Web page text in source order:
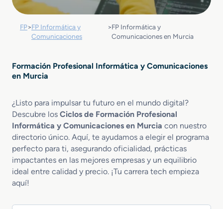
FP>FP Informática y
Comunicaciones
>FP Informática y
Comunicaciones en Murcia
Formación Profesional Informática y Comunicaciones
en Murcia
¿Listo para impulsar tu futuro en el mundo digital?
Descubre los Ciclos de Formación Profesional
Informática y Comunicaciones en Murcia con nuestro
directorio único. Aquí, te ayudamos a elegir el programa
perfecto para ti, asegurando oficialidad, prácticas
impactantes en las mejores empresas y un equilibrio
ideal entre calidad y precio. ¡Tu carrera tech empieza
aquí!